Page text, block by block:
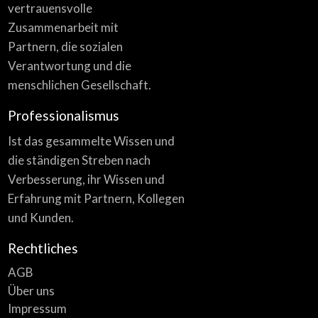
vertrauensvolle
Zusammenarbeit mit
Partnern, die sozialen
Verantwortung und die
menschlichen Gesellschaft.
Professionalismus
Ist das gesammelte Wissen und
die ständigen Streben nach
Verbesserung, ihr Wissen und
Erfahrung mit Partnern, Kollegen
und Kunden.
Rechtliches
AGB
Über uns
Impressum